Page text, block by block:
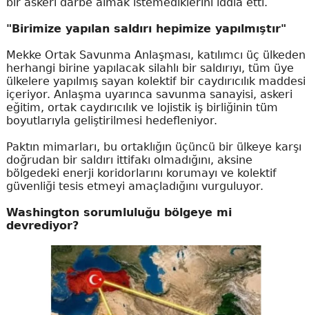
bir askeri darbe almak istemediklerini iddia etti.
"Birimize yapılan saldırı hepimize yapılmıştır"
Mekke Ortak Savunma Anlaşması, katılımcı üç ülkeden
herhangi birine yapılacak silahlı bir saldırıyı, tüm üye
ülkelere yapılmış sayan kolektif bir caydırıcılık maddesi
içeriyor. Anlaşma uyarınca savunma sanayisi, askeri
eğitim, ortak caydırıcılık ve lojistik iş birliğinin tüm
boyutlarıyla geliştirilmesi hedefleniyor.
Paktın mimarları, bu ortaklığın üçüncü bir ülkeye karşı
doğrudan bir saldırı ittifakı olmadığını, aksine
bölgedeki enerji koridorlarını korumayı ve kolektif
güvenliği tesis etmeyi amaçladığını vurguluyor.
Washington sorumluluğu bölgeye mi
devrediyor?